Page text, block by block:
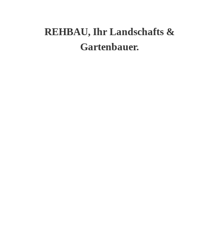
REHBAU, Ihr Landschafts &
Gartenbauer.